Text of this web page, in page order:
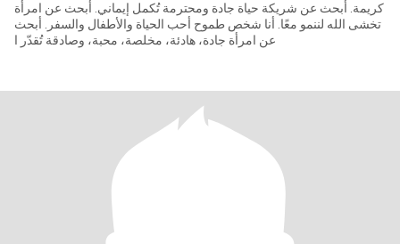
كريمة. أبحث عن شريكة حياة جادة ومحترمة تُكمل إيماني. أبحث عن امرأة
تخشى الله لننمو معًا. أنا شخص طموح أحب الحياة والأطفال والسفر. أبحث
عن امرأة جادة، هادئة، مخلصة، محبة، وصادقة تُقدّر ا